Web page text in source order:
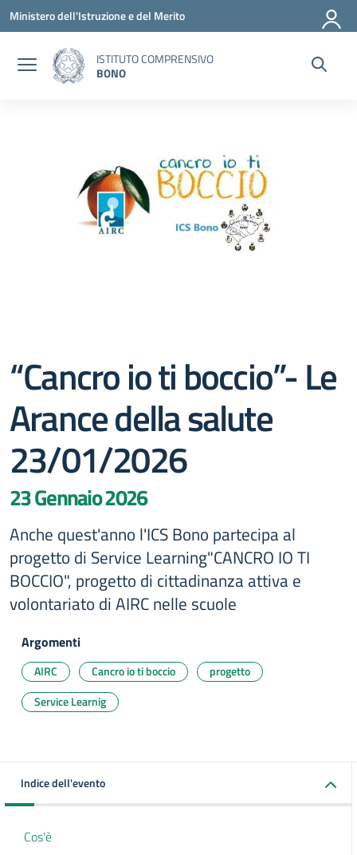
Vai ai contenuti
Vai al menu di navigazione
Vai al footer
Ministero dell'Istruzione e del Merito
ISTITUTO COMPRENSIVO
BONO
“Cancro io ti boccio”- Le
Arance della salute
23/01/2026
23 Gennaio 2026
Anche quest'anno l'ICS Bono partecipa al
progetto di Service Learning"CANCRO IO TI
BOCCIO", progetto di cittadinanza attiva e
volontariato di AIRC nelle scuole
Argomenti
AIRC Cancro io ti boccio
progetto
Service Learnig
Indice dell'evento
Cos'è